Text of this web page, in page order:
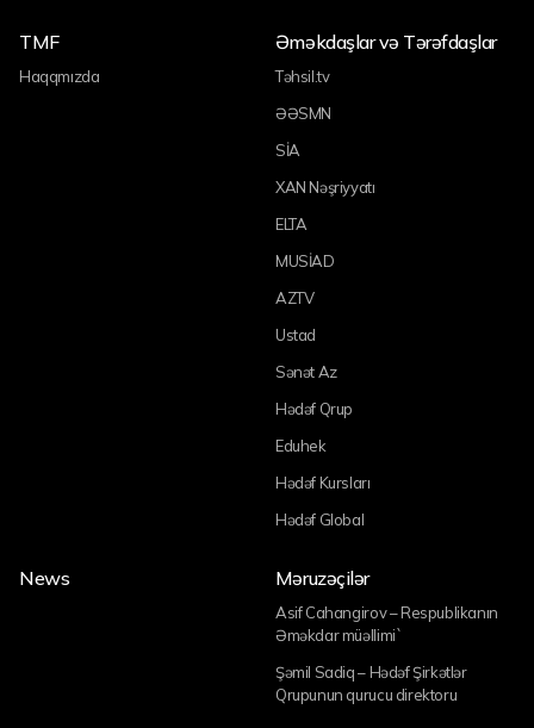
TMF
Haqqmızda
Əməkdaşlar və Tərəfdaşlar
Təhsil.tv
ƏƏSMN
SİA
XAN Nəşriyyatı
ELTA
MUSİAD
AZTV
Ustad
Sənət Az
Hədəf Qrup
Eduhek
Hədəf Kursları
Hədəf Global
News Məruzəçilər
Asif Cahangirov – Respublikanın
Əməkdar müəllimi`
Şəmil Sadiq – Hədəf Şirkətlər
Qrupunun qurucu direktoru